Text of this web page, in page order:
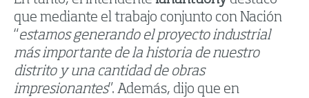
que mediante el trabajo conjunto con Nación
“estamos generando el proyecto industrial
más importante de la historia de nuestro
distrito y una cantidad de obras
impresionantes”. Además, dijo que en